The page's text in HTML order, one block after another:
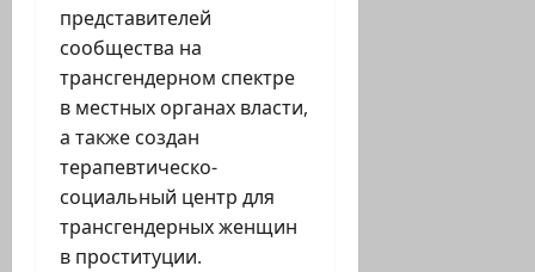
представителей
сообщества на
трансгендерном спектре
в местных органах власти,
а также создан
терапевтическо-
социальный центр для
трансгендерных женщин
в проституции.